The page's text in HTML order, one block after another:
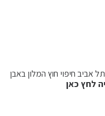
אביב חיפוי חוץ המלון באבן
לחץ כאן